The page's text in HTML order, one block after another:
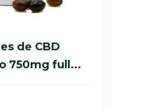
de CBD
750mg full...